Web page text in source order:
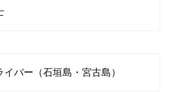
イバー（石垣島・宮古島）